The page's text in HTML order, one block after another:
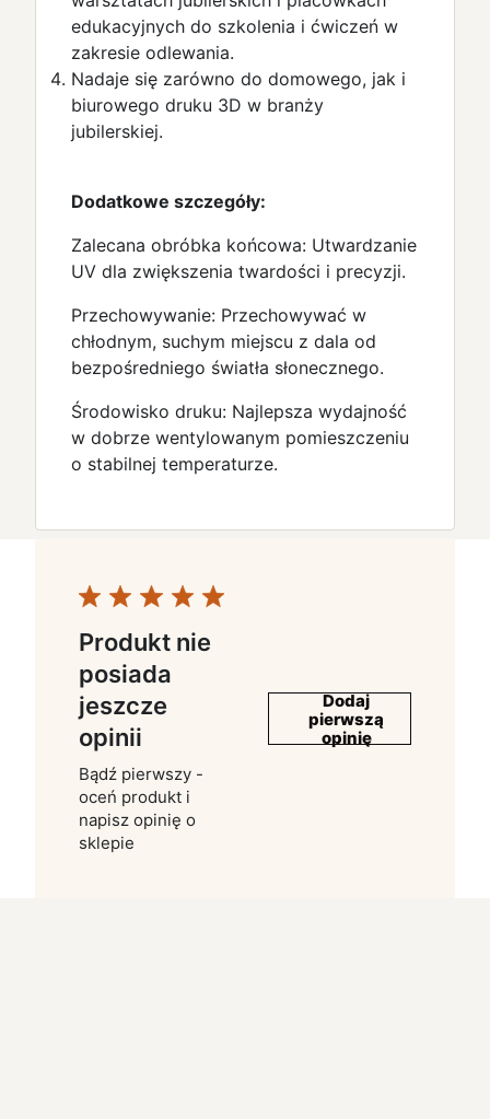
edukacyjnych do szkolenia i ćwiczeń w
zakresie odlewania.
Nadaje się zarówno do domowego, jak i
biurowego druku 3D w branży
jubilerskiej.
Dodatkowe szczegóły:
Zalecana obróbka końcowa: Utwardzanie
UV dla zwiększenia twardości i precyzji.
Przechowywanie: Przechowywać w
chłodnym, suchym miejscu z dala od
bezpośredniego światła słonecznego.
Środowisko druku: Najlepsza wydajność
w dobrze wentylowanym pomieszczeniu
o stabilnej temperaturze.
Produkt nie
posiada
jeszcze
opinii
Bądź pierwszy -
oceń produkt i
napisz opinię o
sklepie
Dodaj
pierwszą
opinię